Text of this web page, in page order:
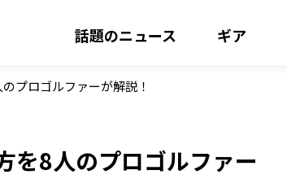
話題のニュース ギア
プロゴルファーが解説！
を8人のプロゴルファー